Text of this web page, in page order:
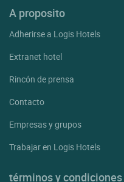
A proposito
Adherirse a Logis Hotels
Extranet hotel
Rincón de prensa
Contacto
Empresas y grupos
Trabajar en Logis Hotels
términos y